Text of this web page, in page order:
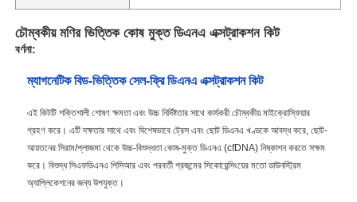
চৌম্বকীয় মণির ভিত্তিক কোষ মুক্ত ডিএনএ এক্সট্রাকশন কিট
বর্ণনা:
ম্যাগনেটিক বিড-ভিত্তিক সেল-ফ্রি ডিএনএ এক্সট্রাকশন কিট
এই কিটটি শক্তিশালী শোষণ ক্ষমতা এবং উচ্চ নির্দিষ্টতার সাথে কার্যকরী চৌম্বকীয় মাইক্রোস্ফিয়ার
গ্রহণ করে। এটি দক্ষতার সাথে এবং বিশেষভাবে ট্রেস এবং ছোট ডিএনএ খণ্ডকে আবদ্ধ করে, ছোট-
আয়তনের সিরাম/প্লাজমা থেকে উচ্চ-বিশুদ্ধতা কোষ-মুক্ত ডিএনএ (cfDNA) নিষ্কাশন করতে সক্ষম
করে। বিশুদ্ধ সিএফডিএনএ পিসিআর এবং পরবর্তী প্রজন্মের সিকোয়েন্সিংয়ের মতো ডাউনস্ট্রিম
অ্যাপ্লিকেশনের জন্য উপযুক্ত।